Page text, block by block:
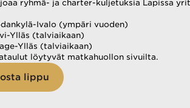
ryhmä- ja charter-kuljetuksia Lapissa
Ivalo (ympäri vuoden)
Ylläs (talviaikaan)
Ylläs (talviaikaan)
löytyvät matkahuollon sivuilta.
lippu